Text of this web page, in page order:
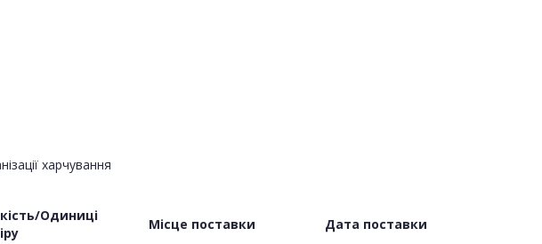
харчування
Одиниці
Місце поставки Дата поставки